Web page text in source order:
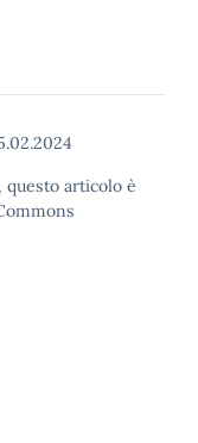
questo articolo è